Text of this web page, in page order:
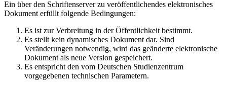
Ein über den Schriftenserver zu veröffentlichendes elektronisches
Dokument erfüllt folgende Bedingungen:
Es ist zur Verbreitung in der Öffentlichkeit bestimmt.
Es stellt kein dynamisches Dokument dar. Sind
Veränderungen notwendig, wird das geänderte elektronische
Dokument als neue Version gespeichert.
Es entspricht den vom Deutschen Studienzentrum
vorgegebenen technischen Parametern.